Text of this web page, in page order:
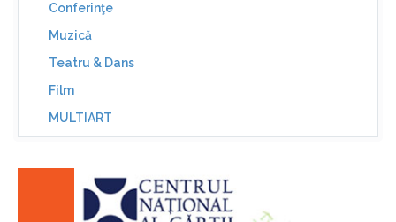
Conferinţe
Muzică
Teatru & Dans
Film
MULTIART